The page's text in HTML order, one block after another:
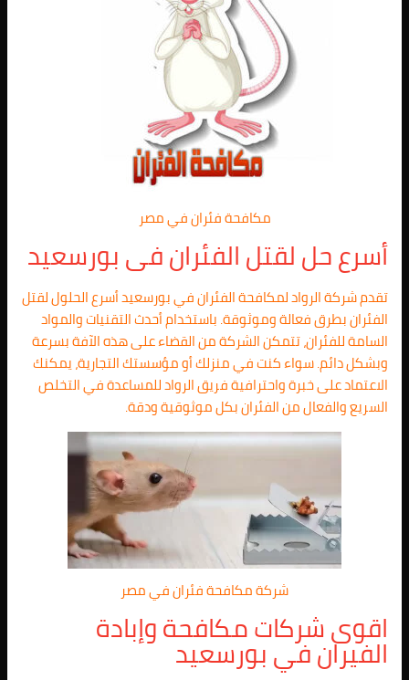
مكافحة فئران في مصر
أسرع حل لقتل الفئران فى بورسعيد
تقدم شركة الرواد لمكافحة الفئران في بورسعيد أسرع الحلول لقتل
الفئران بطرق فعالة وموثوقة. باستخدام أحدث التقنيات والمواد
السامة للفئران، تتمكن الشركة من القضاء على هذه الآفة بسرعة
وبشكل دائم. سواء كنت في منزلك أو مؤسستك التجارية، يمكنك
الاعتماد على خبرة واحترافية فريق الرواد للمساعدة في التخلص
السريع والفعال من الفئران بكل موثوقية ودقة.
شركة مكافحة فئران في مصر
اقوى شركات مكافحة وإبادة
الفيران في بورسعيد